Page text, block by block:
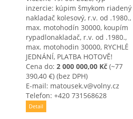
inzercie: kúpim šmykom riadený
nakladač kolesový, r.v. od .1980.,
max. motohodín 30000, koupím
rypadlonakladač, r.v. od .1980.,
max. motohodin 30000, RYCHLÉ
JEDNÁNÍ, PLATBA HOTOVĚ!
Cena do: 2 000 000,00 Kč (~77
390,40 €) (bez DPH)
E-mail: matousek.v@volny.cz
Telefon: +420 731568628
Detail